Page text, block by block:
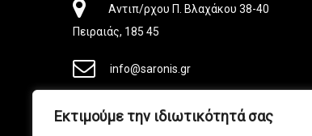
Εκτιμούμε την ιδιωτικότητά σας
Διεύθυνση
Αντιπ/ρχου Π. Βλαχάκου 38-40
Πειραιάς, 185 45
E-
Mail
info@saronis.gr
+30 210 4629300